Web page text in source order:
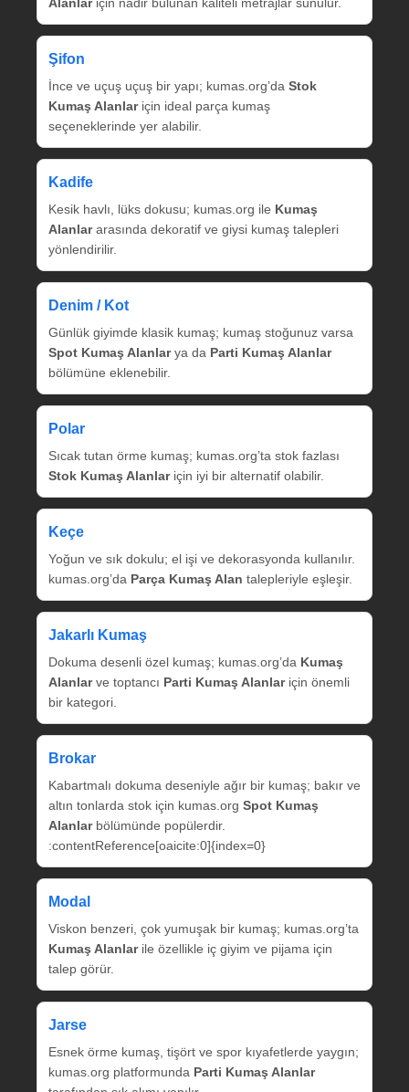
Alanlariçin nadir bulunan kaliteli metrajlar sunulur.
Şifon
İnce ve uçuş uçuş bir yapı; kumas.org’da Stok
Kumaş Alanlariçin ideal parça kumaş
seçeneklerinde yer alabilir.
Kadife
Kesik havlı, lüks dokusu; kumas.org ile Kumaş
Alanlararasında dekoratif ve giysi kumaş talepleri
yönlendirilir.
Denim / Kot
Günlük giyimde klasik kumaş; kumaş stoğunuz varsa
Spot Kumaş Alanlarya da Parti Kumaş Alanlar
bölümüne eklenebilir.
Polar
Sıcak tutan örme kumaş; kumas.org’ta stok fazlası
Stok Kumaş Alanlariçin iyi bir alternatif olabilir.
Keçe
Yoğun ve sık dokulu; el işi ve dekorasyonda kullanılır.
kumas.org’da Parça Kumaş Alan talepleriyle eşleşir.
Jakarlı Kumaş
Dokuma desenli özel kumaş; kumas.org’da Kumaş
Alanlarve toptancı Parti Kumaş Alanlariçin önemli
bir kategori.
Brokar
Kabartmalı dokuma deseniyle ağır bir kumaş; bakır ve
altın tonlarda stok için kumas.org Spot Kumaş
Alanlarbölümünde popülerdir.
:contentReference[oaicite:0]{index=0}
Modal
Viskon benzeri, çok yumuşak bir kumaş; kumas.org’ta
Kumaş Alanlarile özellikle iç giyim ve pijama için
talep görür.
Jarse
Esnek örme kumaş, tişört ve spor kıyafetlerde yaygın;
kumas.org platformunda Parti Kumaş Alanlar